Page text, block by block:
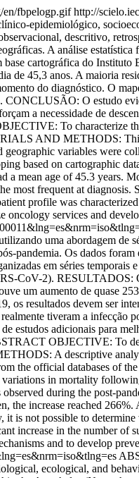
en/fbpelogp.gif http://
epidemiológico,
descritivo,
A análise
cartográfica do
de 45,3 anos. A maioria
do diagnóstico. O
CONCLUSÃO: O estudo
a necessidade de
To characterize
AND METHODS:
variables were
based on cartographic
mean age of 45.3 years.
frequent at diagnosis.
profile was
services and
uma abordagem
pandemia. Os dados
em séries temporais
CoV-2). RESULTADOS:
um aumento de quase
os resultados devem ser
realmente tiveram a
estudos adicionais para
OBJECTIVE: To
A descriptive
the official databases of
in mortality
during the post-
the increase reached
is not possible to
increase in the number of
and to develop
ecological, and